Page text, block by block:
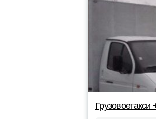
Грузовоетакси